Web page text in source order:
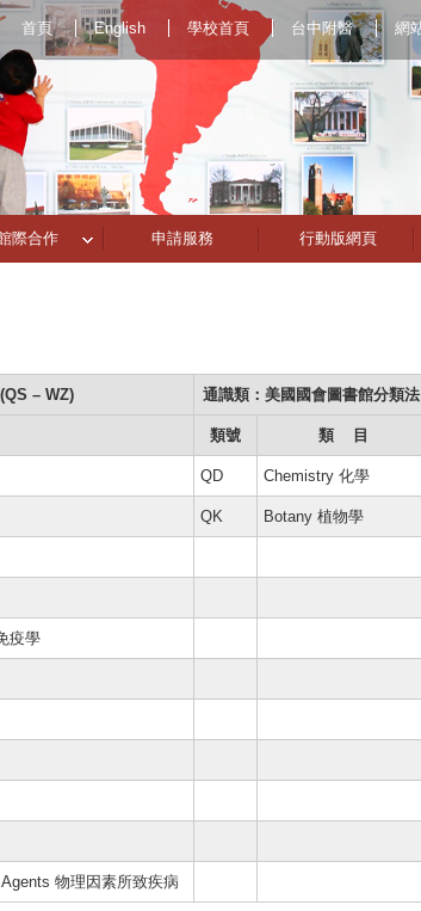
首頁 English 學校首頁 台中附醫 網
際合作 申請服務 行動版網頁
– WZ) 通識類：美國國會圖書館分類法
類號 類 目
QD Chemistry 化學
QK Botany 植物學
疫學
物理因素所致疾病